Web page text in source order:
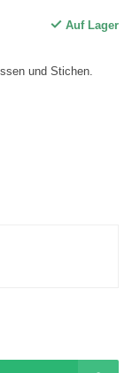
Auf Lager
und Stichen.